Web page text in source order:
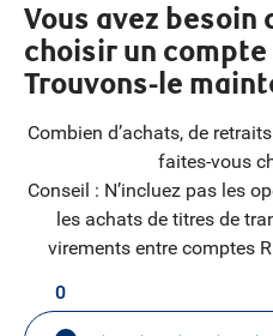
Vous avez besoin
choisir un compte
Trouvons-le
Combien d’achats, de
faites-vous
Conseil : N’incluez pas les
les achats de titres de
virements entre comptes
0